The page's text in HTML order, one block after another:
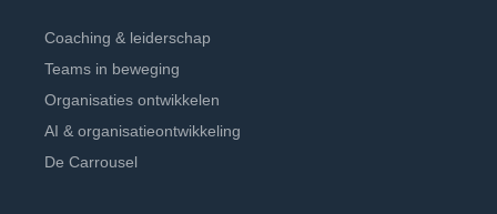
Coaching & leiderschap
Teams in beweging
Organisaties ontwikkelen
AI & organisatieontwikkeling
De Carrousel